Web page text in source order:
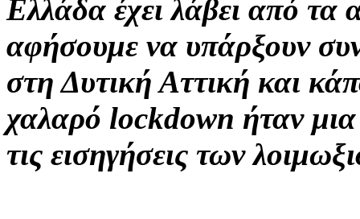
Ελλάδα έχει λάβει από τα
αφήσουμε να υπάρξουν
στη Δυτική Αττική και
χαλαρό lockdown ήταν μια
τις εισηγήσεις των